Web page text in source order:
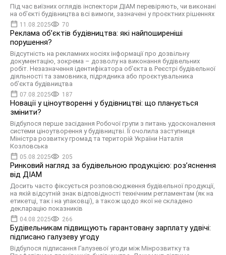
Під час виїзних оглядів інспектори ДІАМ перевіряють, чи виконані
на об’єкті будівництва всі вимоги, зазначені у проєктних рішеннях
11.08.2025 70
Реклама об’єктів будівництва: які найпоширеніші
порушення?
Відсутність на рекламних носіях інформації про дозвільну
документацію, зокрема – дозволу на виконання будівельних
робіт. Незазначення ідентифікатора об’єкта в Реєстрі будівельної
діяльності та замовника, підрядника або проєктувальника
об’єкта будівництва
07.08.2025 187
Новації у ціноутворенні у будівництві: що планується
змінити?
Відбулося перше засідання Робочої групи з питань удосконалення
системи ціноутворення у будівництві. Її очолила заступниця
Міністра розвитку громад та територій України Наталія
Козловська
05.08.2025 205
Ринковий нагляд за будівельною продукцією: розʼяснення
від ДІАМ
Досить часто фіксується розповсюдження будівельної продукції,
на якій відсутній знак відповідності технічним регламентам (як на
етикетці, так і на упаковці), а також щодо якої не складено
декларацію показників
04.08.2025 266
Будівельникам підвищують гарантовану зарплату удвічі:
підписано галузеву угоду
Відбулося підписання Галузевої угоди між Мінрозвитку та